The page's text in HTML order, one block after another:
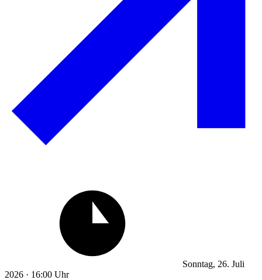
Sonntag, 26. Juli
2026 · 16:00 Uhr